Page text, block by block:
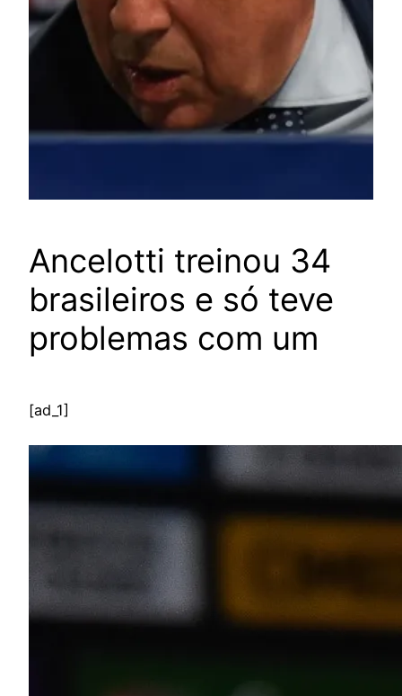
Ancelotti treinou 34
brasileiros e só teve
problemas com um
[ad_1]